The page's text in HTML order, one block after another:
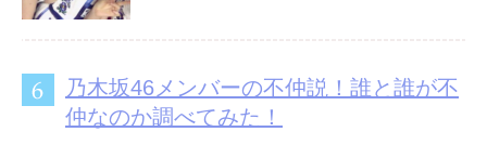
乃木坂46メンバーの不仲説！誰と誰が不
仲なのか調べてみた！